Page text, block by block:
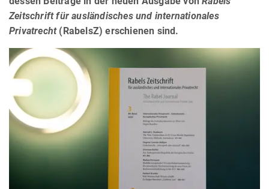
Zeitschrift für ausländisches und internationales
Privatrecht(RabelsZ) erschienen sind.